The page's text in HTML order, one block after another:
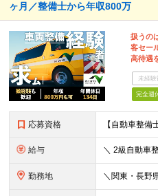
ヶ月／整備士から年収800万
扱うの
客セー
高待遇
未経験
完全週
応募資格
給与
勤務地